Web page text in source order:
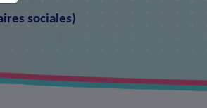
sociales)